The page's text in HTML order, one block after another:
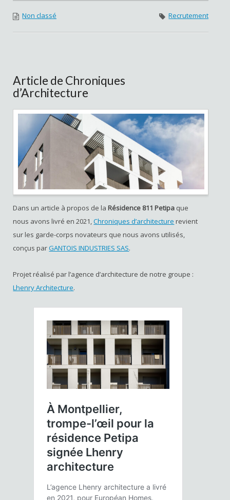
Non classé Recrutement
Article de Chroniques
d’Architecture
Dans un article à propos de la Résidence 811 Petipa que
nous avons livré en 2021,Chroniques d’architecture revient
sur les garde-corps novateurs que nous avons utilisés,
conçus parGANTOIS INDUSTRIES SAS.
Projet réalisé par l’agence d’architecture de notre groupe :
Lhenry Architecture.